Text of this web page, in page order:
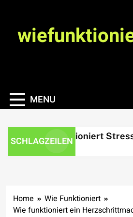
content
MENU
SCHLAGZEILEN
Wie funktioniert
Home
Wie Funktioniert
Wie funktioniert ein